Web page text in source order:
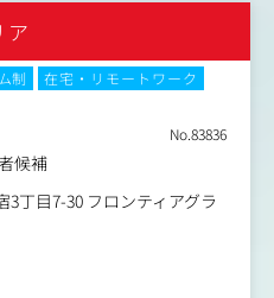
運用改善に伴う要件定義
連携
との販促・プロモーション
ア
制
在宅・リモートワーク
No.83836
候補
3丁目7-30 フロンティアグラ